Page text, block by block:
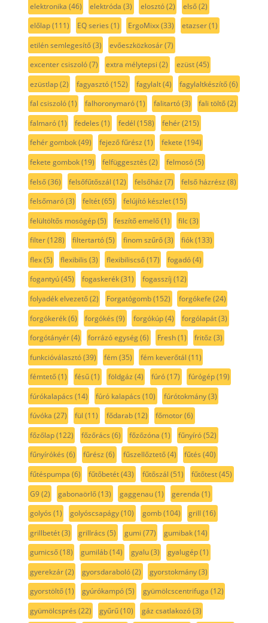
elektronika (46) elektróda (3) elosztó(2) első(2)
előlap(111) EQ series (1) ErgoMixx(33) etazser(1)
etilén semlegesítő(3) evőeszközkosár(7)
excenter csiszoló(7) extra mélytepsi (2) ezüst(45)
ezüstlap(2) fagyasztó(152) fagylalt(4) fagylaltkészítő(6)
fal csiszoló(1) falhoronymaró(1) falitartó(3) fali töltő(2)
falmaró(1) fedeles (1) fedél (158) fehér(215)
fehér gombok(49) fejező fűrész (1) fekete (194)
fekete gombok(19) felfüggesztés (2) felmosó(5)
felső(36) felsőfűtőszál (12) felsőház (7) felső házrész (8)
felsőmaró(3) feltét(65) felújító készlet(15)
felültöltős mosógép(5) feszítő emelő(1) filc(3)
filter(128) filtertartó(5) finom szűrő(3) fiók(133)
flex(5) flexibilis (3) flexibiliscső(17) fogadó(4)
fogantyú(45) fogaskerék(31) fogasszíj (12)
folyadék elvezető(2) Forgatógomb(152) forgókefe (24)
forgókerék(6) forgókés (9) forgókúp(4) forgólapát(3)
forgótányér(4) forrázó egység(6) Fresh(1) fritőz (3)
funkcióválasztó(39) fém(35) fém keverőtál (11)
fémtető(1) fésű(1) földgáz (4) fúró(17) fúrógép(19)
fúrókalapács (14) fúró kalapács (10) fúrótokmány(3)
fúvóka (27) fül (11) fődarab(12) főmotor(6)
főzőlap(122) főzőrács (6) főzőzóna (1) fűnyíró(52)
fűnyírókés (6) fűrész (6) fűszellőztető(4) fűtés (40)
fűtéspumpa (6) fűtőbetét(43) fűtőszál (51) fűtőtest(45)
G9(2) gabonaörlő(13) gaggenau(1) gerenda (1)
golyós (1) golyóscsapágy(10) gomb(104) grill (16)
grillbetét(3) grillrács (5) gumi (77) gumibak(14)
gumicső(18) gumiláb(14) gyalu(3) gyalugép(1)
gyerekzár(2) gyorsdaraboló(2) gyorstokmány(3)
gyorstöltő(1) gyúrókampó(5) gyümölcscentrifuga (12)
gyümölcsprés (22) gyűrű(10) gáz csatlakozó(3)